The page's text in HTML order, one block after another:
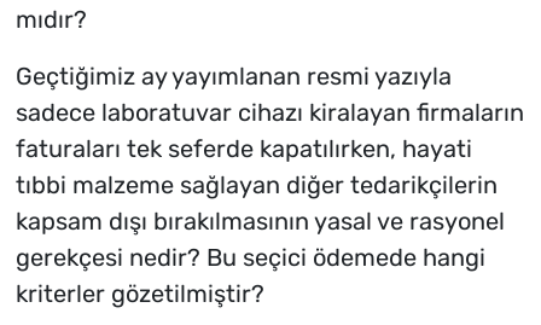
mıdır?
Geçtiğimiz ay yayımlanan resmi yazıyla
sadece laboratuvar cihazı kiralayan firmaların
faturaları tek seferde kapatılırken, hayati
tıbbi malzeme sağlayan diğer tedarikçilerin
kapsam dışı bırakılmasının yasal ve rasyonel
gerekçesi nedir? Bu seçici ödemede hangi
kriterler gözetilmiştir?